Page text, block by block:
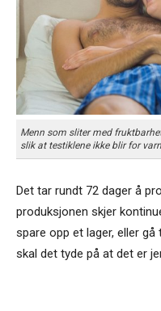
Menn som sliter med
slik at testiklene ikke blir for
Det tar rundt 72 dager å
produksjonen skjer
spare opp et lager, eller
skal det tyde på at det er